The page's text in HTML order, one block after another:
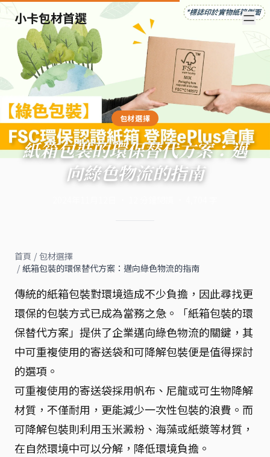
小卡包材首選
包材選擇
紙箱包裝的環保替代方案：邁
向綠色物流的指南
首頁 / 包材選擇
/ 紙箱包裝的環保替代方案：邁向綠色物流的指南
傳統的紙箱包裝對環境造成不少負擔，因此尋找更
環保的包裝方式已成為當務之急。「紙箱包裝的環
保替代方案」提供了企業邁向綠色物流的關鍵，其
中可重複使用的寄送袋和可降解包裝便是值得探討
的選項。
可重複使用的寄送袋採用帆布、尼龍或可生物降解
材質，不僅耐用，更能減少一次性包裝的浪費。而
可降解包裝則利用玉米澱粉、海藻或紙漿等材質，
在自然環境中可以分解，降低環境負擔。